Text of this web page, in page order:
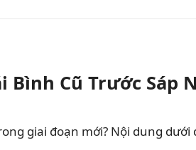
Bình Cũ Trước Sáp
giai đoạn mới? Nội dung